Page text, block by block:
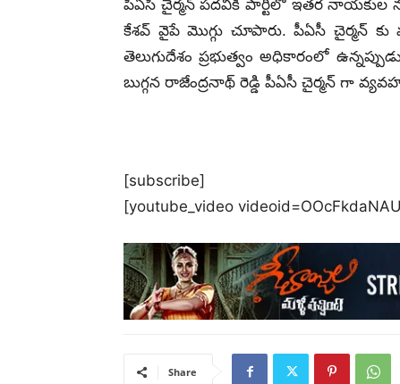
పీఏసీ చైర్మన్ పదవికి పార్టీలో ఇతర నాయకుల
కేశవ్ వైపే మొగ్గు చూపారు. పీఏసీ చైర్మన్
తెలుగుదేశం ప్రభుత్వం అధికారంలో
బుగ్గన రాజేంద్రనాథ్ రెడ్డి పీఏసీ చైర్మన్ గా
[subscribe]
[youtube_video
Share